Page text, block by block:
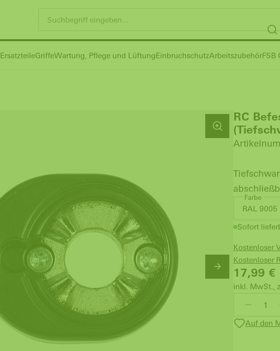
ErsatzteileGriffeWartung, Pflege und LüftungEinbruchschutzArbeitszubehörFSB
RC
Farbe
RAL 9005
Sofort
Kostenloser
Kostenloser
17,99 €
inkl. MwSt.,
Auf den